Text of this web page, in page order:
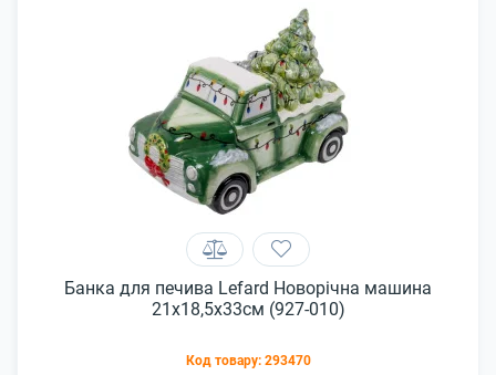
Банка для печива Lefard Новорічна машина
21x18,5x33см (927-010)
Код товару: 293470